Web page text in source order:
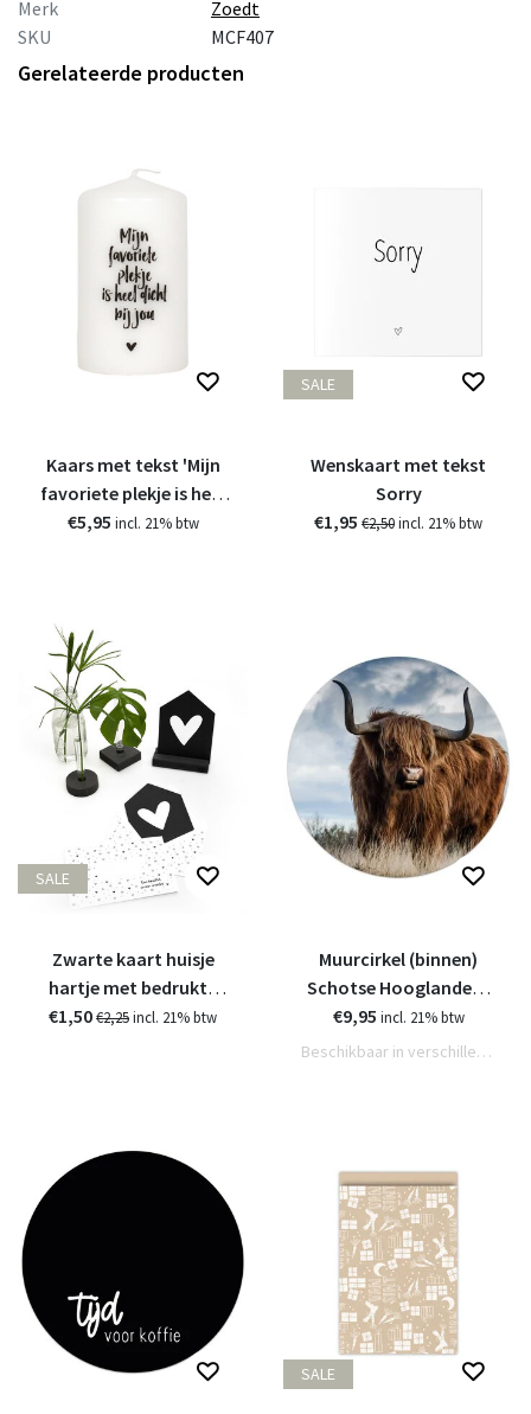
Merk
Zoedt
SKU
MCF407
Gerelateerde producten
Kaars met tekst 'Mijn
favoriete plekje is heel
dicht bij jou'
€5,95 incl. 21% btw
SALE
Wenskaart met tekst
Sorry
€1,95 €2,50incl. 21% btw
SALE
Zwarte kaart huisje
hartje met bedrukte
envelop
€1,50€2,25incl. 21% btw
Muurcirkel (binnen)
Schotse Hooglander -
in 3 formaten
€9,95 incl. 21% btw
Beschikbaar in verschillende varianten
SALE